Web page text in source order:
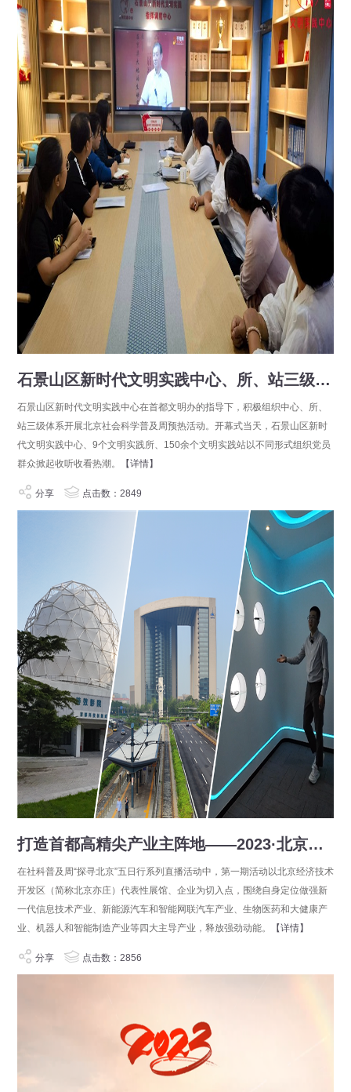
石景山区新时代文明实践中心、所、站三级联动 共同收看北京社会科学普及周开幕仪式
石景山区新时代文明实践中心在首都文明办的指导下，积极组织中心、所、
站三级体系开展北京社会科学普及周预热活动。开幕式当天，石景山区新时
代文明实践中心、9个文明实践所、150余个文明实践站以不同形式组织党员
群众掀起收听收看热潮。
【详情】
分享 点击数：2849
打造首都高精尖产业主阵地——2023·北京社会科学普及周“探寻北京”五日行
在社科普及周“探寻北京”五日行系列直播活动中，第一期活动以北京经济技术
开发区（简称北京亦庄）代表性展馆、企业为切入点，围绕自身定位做强新
一代信息技术产业、新能源汽车和智能网联汽车产业、生物医药和大健康产
业、机器人和智能制造产业等四大主导产业，释放强劲动能。
【详情】
分享 点击数：2856